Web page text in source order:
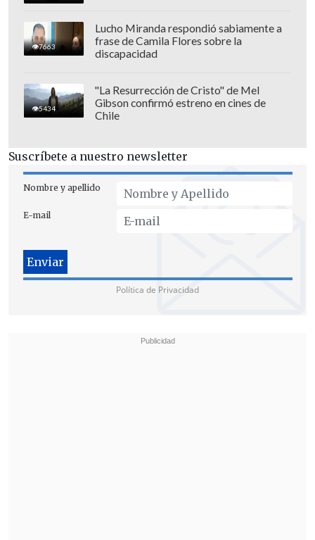
7663
Lucho Miranda respondió sabiamente a
frase de Camila Flores sobre la
discapacidad
5434
"La Resurrección de Cristo" de Mel
Gibson confirmó estreno en cines de
Chile
Suscríbete a nuestro newsletter
Nombre y apellido
E-mail
Política de Privacidad